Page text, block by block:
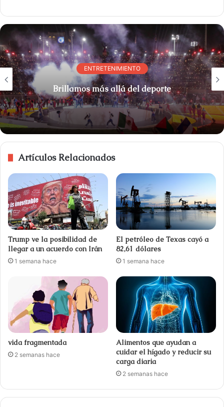
ENTRETENIMIENTO
Brillamos más allá del deporte
Artículos Relacionados
Trump ve la posibilidad de
llegar a un acuerdo con Irán
1 semana hace
El petróleo de Texas cayó a
82,61 dólares
1 semana hace
vida fragmentada
2 semanas hace
Alimentos que ayudan a
cuidar el hígado y reducir su
carga diaria
2 semanas hace